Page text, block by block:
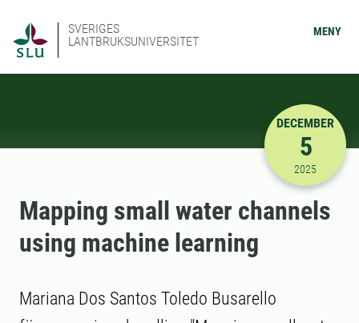
SVERIGES
LANTBRUKSUNIVERSITET
MENY
2025-12-
DECEMBER
5
2025
Mapping small water channels
using machine learning
Mariana Dos Santos Toledo Busarello